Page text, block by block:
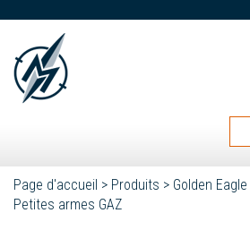
Page d'accueil > Produits > Golden Eagle
Petites armes GAZ